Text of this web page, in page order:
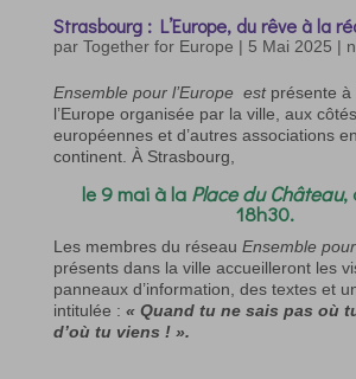
Strasbourg : L’Europe, du rêve à la
par Together for Europe | 5 Mai 2025 |
Ensemble pour l’Europe est présente à
l’Europe organisée par la ville, aux
européennes et d’autres associations
continent. À Strasbourg,
le 9 mai à la Place du Château,
18h30.
Les membres du réseau Ensemble
présents dans la ville accueilleront les
panneaux d’information, des textes et
intitulée : « Quand tu ne sais pas où
d’où tu viens ! ».